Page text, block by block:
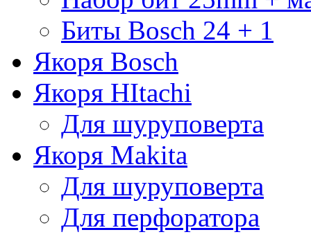
Биты Bosch 24 + 1
Якоря Bosch
Якоря HItachi
Для шуруповерта
Якоря Makita
Для шуруповерта
Для перфоратора